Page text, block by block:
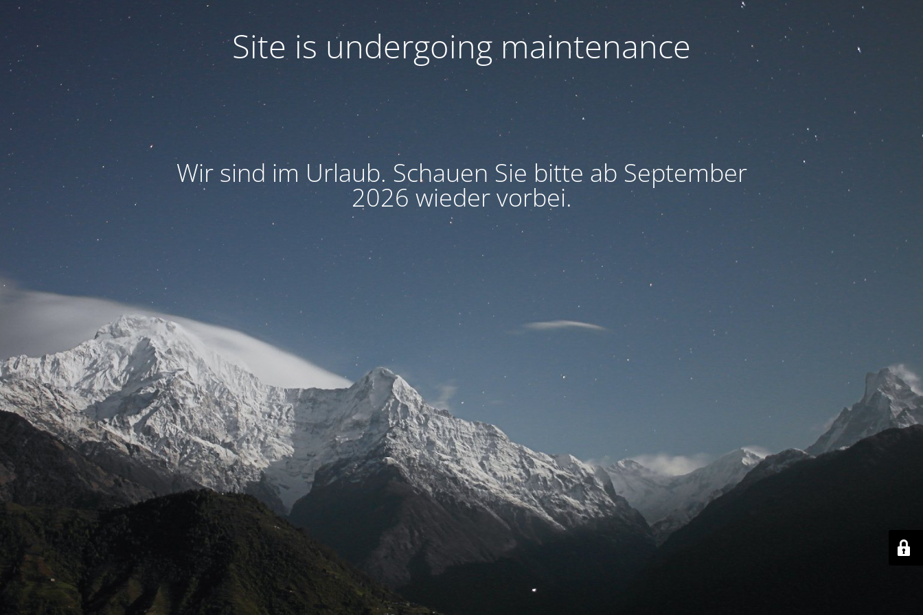
Site is undergoing maintenance
Wir sind im Urlaub. Schauen Sie bitte ab September
2026 wieder vorbei.